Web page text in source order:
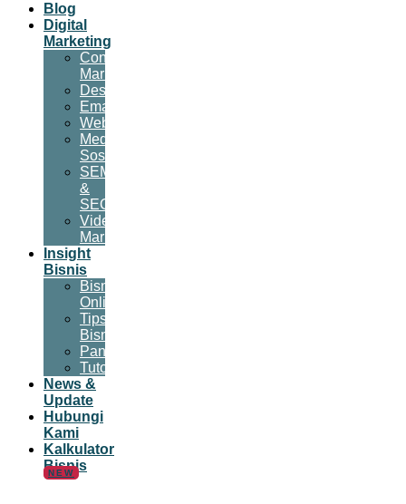
Blog
Digital
Marketing
Content
Marketing
Desain
Email
Website
Media
Sosial
SEM
&
SEO
Video
Marketing
Insight
Bisnis
Bisnis
Online
Tips
Bisnis
Panduan
Tutorial
News &
Update
Hubungi
Kami
Kalkulator
Bisnis
NEW